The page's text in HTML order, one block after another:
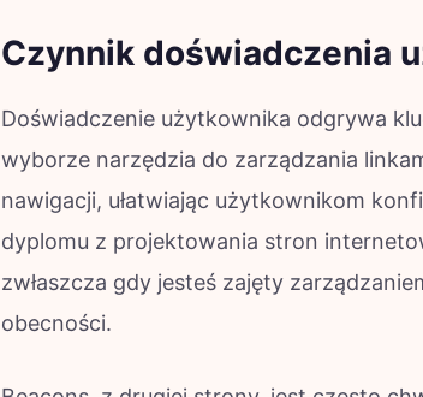
Czynnik doświadczenia
Doświadczenie użytkownika odgrywa
wyborze narzędzia do zarządzania
nawigacji, ułatwiając użytkownikom
dyplomu z projektowania stron
zwłaszcza gdy jesteś zajęty
obecności.